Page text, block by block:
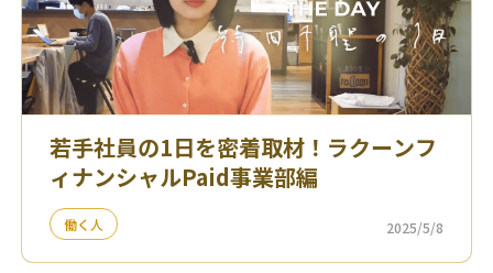
若手社員の1日を密着取材！ラクーンフ
ィナンシャルPaid事業部編
働く人 2025/5/8